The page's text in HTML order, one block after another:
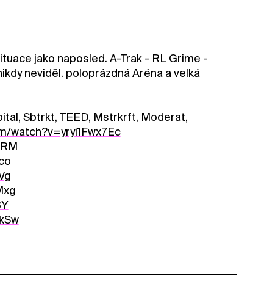
jako naposled. A-Trak - RL Grime -
neviděl. poloprázdná Aréna a velká
Sbtrkt, TEED, Mstrkrft, Moderat,
watch?v=yryi1Fwx7Ec